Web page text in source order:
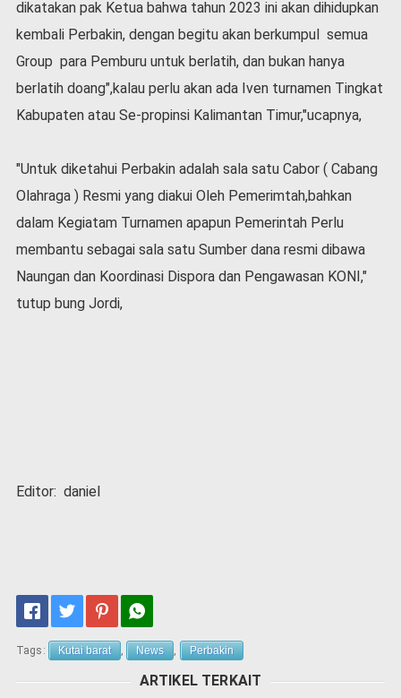
dikatakan pak Ketua bahwa tahun 2023 ini akan dihidupkan
kembali Perbakin, dengan begitu akan berkumpul semua
Group para Pemburu untuk berlatih, dan bukan hanya
berlatih doang",kalau perlu akan ada Iven turnamen Tingkat
Kabupaten atau Se-propinsi Kalimantan Timur,"ucapnya,
"Untuk diketahui Perbakin adalah sala satu Cabor ( Cabang
Olahraga ) Resmi yang diakui Oleh Pemerimtah,bahkan
dalam Kegiatam Turnamen apapun Pemerintah Perlu
membantu sebagai sala satu Sumber dana resmi dibawa
Naungan dan Koordinasi Dispora dan Pengawasan KONI,"
tutup bung Jordi,
Editor: daniel
Tags: Kutai barat News Perbakin
ARTIKEL TERKAIT